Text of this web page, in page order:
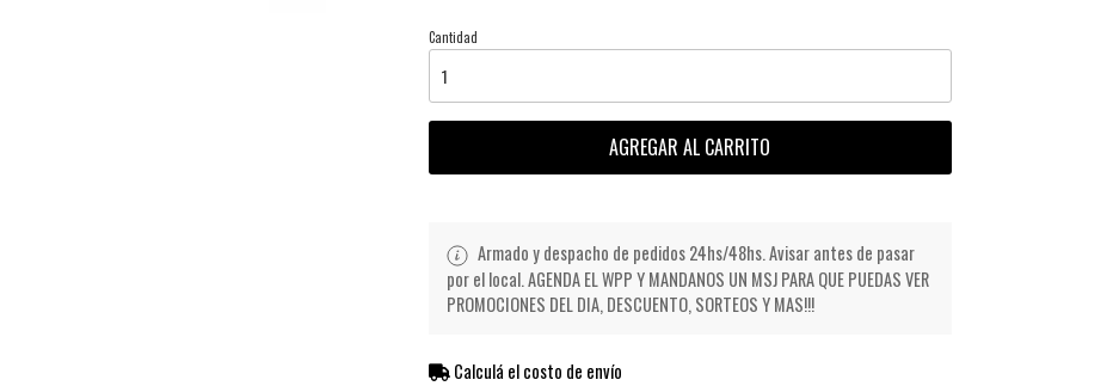
Cantidad
AGREGAR AL CARRITO
Armado y despacho de pedidos 24hs/48hs. Avisar antes de pasar
por el local. AGENDA EL WPP Y MANDANOS UN MSJ PARA QUE PUEDAS VER
PROMOCIONES DEL DIA, DESCUENTO, SORTEOS Y MAS!!!
Calculá el costo de envío